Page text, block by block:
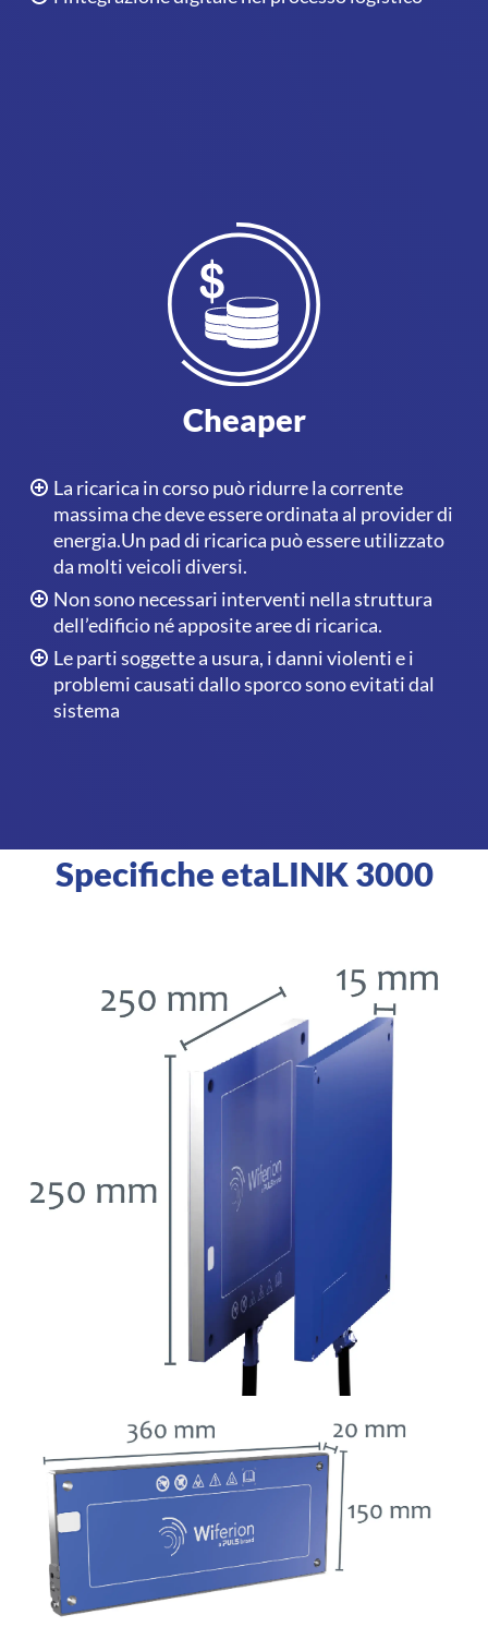
Cheaper
La ricarica in corso può ridurre la corrente
massima che deve essere ordinata al provider di
energia.Un pad di ricarica può essere utilizzato
da molti veicoli diversi.
Non sono necessari interventi nella struttura
dell’edificio né apposite aree di ricarica.
Le parti soggette a usura, i danni violenti e i
problemi causati dallo sporco sono evitati dal
sistema
Specifiche etaLINK 3000